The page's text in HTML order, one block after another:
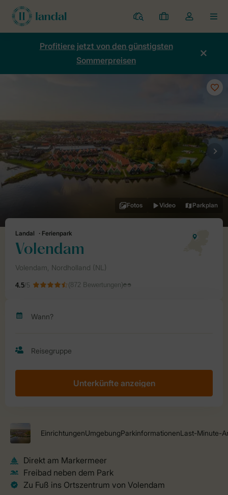
Ferienparks
Meine
Buchungen
Dropdown-
Menü
Kontos
Profitiere jetzt von den günstigsten
Sommerpreisen
Unterkünfte anzeigen